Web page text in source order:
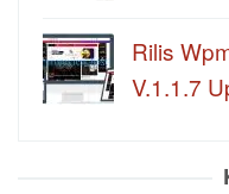
Rilis
V.1.1.7